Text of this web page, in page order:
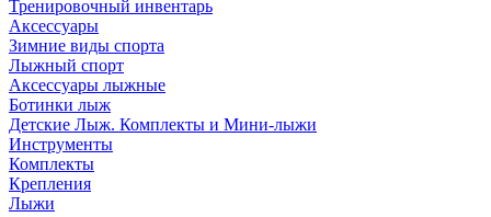
Тренировочный инвентарь
Аксессуары
Зимние виды спорта
Лыжный спорт
Аксессуары лыжные
Ботинки лыж
Детские Лыж. Комплекты и Мини-лыжи
Инструменты
Комплекты
Крепления
Лыжи